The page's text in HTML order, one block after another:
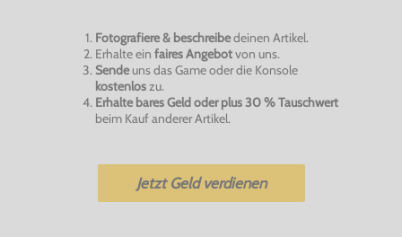
Fotografiere & beschreibedeinen Artikel.
Erhalte ein faires Angebotvon uns.
Sendeuns das Game oder die Konsole
kostenloszu.
Erhalte bares Geld oder plus 30 % Tauschwert
beim Kauf anderer Artikel.
Jetzt Geld verdienen